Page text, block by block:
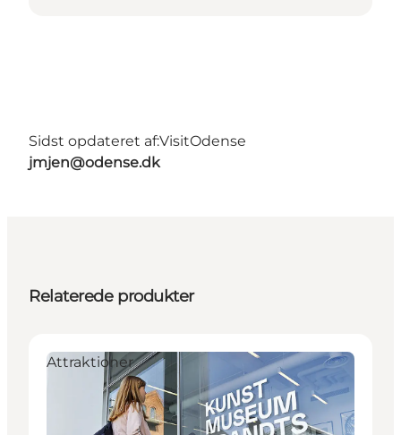
Sidst opdateret af:VisitOdense
jmjen@odense.dk
Relaterede produkter
Attraktioner